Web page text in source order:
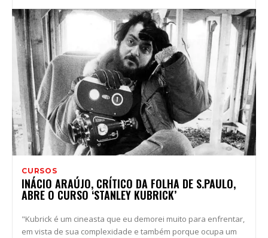
CURSOS
INÁCIO ARAÚJO, CRÍTICO DA FOLHA DE S.PAULO,
ABRE O CURSO ‘STANLEY KUBRICK’
"Kubrick é um cineasta que eu demorei muito para enfrentar,
em vista de sua complexidade e também porque ocupa um